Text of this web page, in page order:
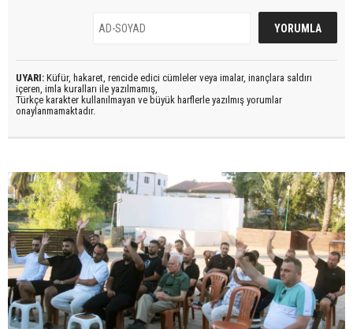
UYARI: Küfür, hakaret, rencide edici cümleler veya imalar, inançlara saldırı
içeren, imla kuralları ile yazılmamış,
Türkçe karakter kullanılmayan ve büyük harflerle yazılmış yorumlar
onaylanmamaktadır.